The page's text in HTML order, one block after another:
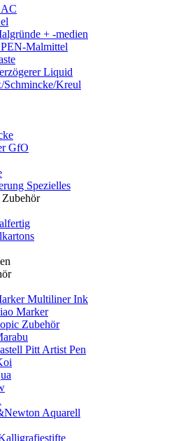
+ -medien
Malmittel
Liquid
Schmincke/Kreul
GfO
Spezielles
Multiliner Ink
Marker
Zubehör
Pitt Artist Pen
Aquarell